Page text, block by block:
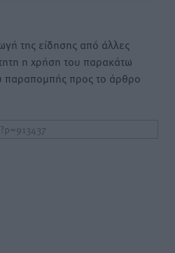
της είδησης από άλλες
η χρήση του παρακάτω
προς το άρθρο